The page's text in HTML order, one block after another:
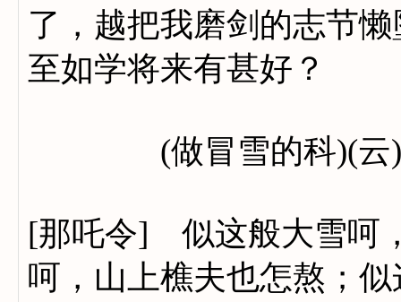
了，越把我磨剑的志节
至如学将来有甚好？
(做冒雪的科)(云)嗨
[那吒令] 似这般大雪呵
呵，山上樵夫也怎熬；